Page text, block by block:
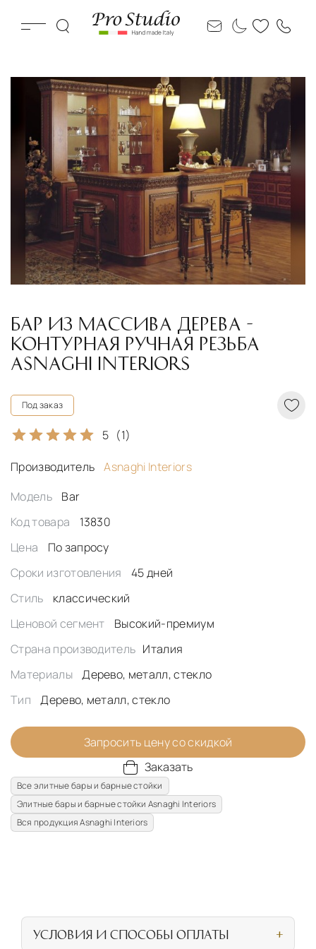
БАР ИЗ МАССИВА ДЕРЕВА -
КОНТУРНАЯ РУЧНАЯ РЕЗЬБА
ASNAGHI INTERIORS
Под заказ
5 (1)
Производитель
Asnaghi Interiors
Модель
Bar
Код товара
13830
Цена
По запросу
Сроки изготовления
45 дней
Стиль
классический
Ценовой сегмент
Высокий-премиум
Страна производитель Италия
Материалы
Дерево, металл, стекло
Тип
Дерево, металл, стекло
Запросить цену со скидкой
Заказать
Все элитные бары и барные стойки
Элитные бары и барные стойки Asnaghi Interiors
Вся продукция Asnaghi Interiors
УСЛОВИЯ И СПОСОБЫ ОПЛАТЫ